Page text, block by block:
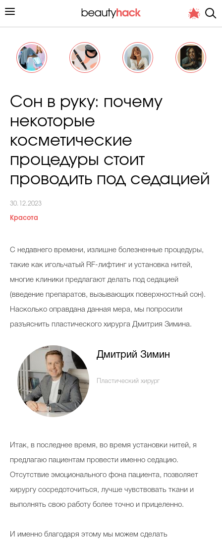
Личный опыт
Вопрос эксперту
Папа может
Бьютихакер / Мама-хакер
Выбор визажистов
Выбор косметолога
Полиция красоты
Фотоальбом
Сон в руку: почему
некоторые
косметические
процедуры стоит
проводить под седацией
30.12.2023
Красота
С недавнего времени, излишне болезненные процедуры,
такие как игольчатый RF-лифтинг и установка нитей,
многие клиники предлагают делать под седацией
(введение препаратов, вызывающих поверхностный сон).
Насколько оправдана данная мера, мы попросили
разъяснить пластического хирурга Дмитрия Зимина.
Дмитрий Зимин
Пластический хирург
Итак, в последнее время, во время установки нитей, я
предлагаю пациентам провести именно седацию.
Отсутствие эмоционального фона пациента, позволяет
хирургу сосредоточиться, лучше чувствовать ткани и
выполнять свою работу более точно и прицеленно.
И именно благодаря этому мы можем сделать